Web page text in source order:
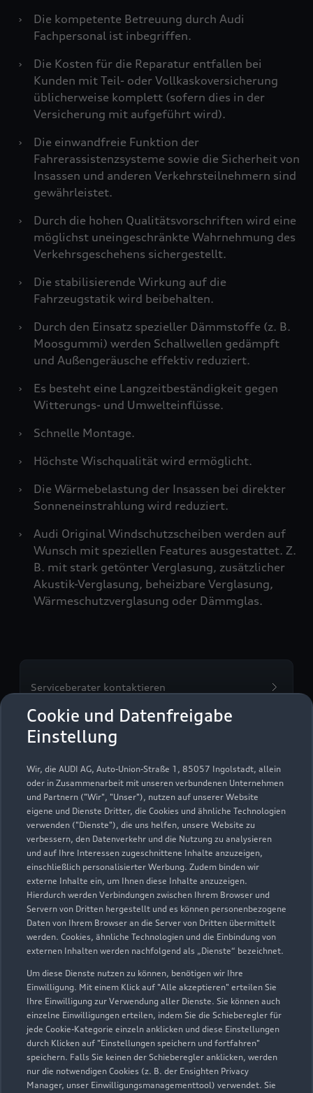
Cookie und Datenfreigabe
Einstellung
Wir, die AUDI AG, Auto-Union-Straße 1, 85057 Ingolstadt, allein
oder in Zusammenarbeit mit unseren verbundenen Unternehmen
und Partnern ("Wir", "Unser"), nutzen auf unserer Website
eigene und Dienste Dritter, die Cookies und ähnliche Technologien
verwenden ("Dienste"), die uns helfen, unsere Website zu
verbessern, den Datenverkehr und die Nutzung zu analysieren
und auf Ihre Interessen zugeschnittene Inhalte anzuzeigen,
einschließlich personalisierter Werbung. Zudem binden wir
externe Inhalte ein, um Ihnen diese Inhalte anzuzeigen.
Hierdurch werden Verbindungen zwischen Ihrem Browser und
Servern von Dritten hergestellt und es können personenbezogene
Daten von Ihrem Browser an die Server von Dritten übermittelt
werden. Cookies, ähnliche Technologien und die Einbindung von
externen Inhalten werden nachfolgend als „Dienste“ bezeichnet.
Um diese Dienste nutzen zu können, benötigen wir Ihre
Einwilligung. Mit einem Klick auf "Alle akzeptieren" erteilen Sie
Ihre Einwilligung zur Verwendung aller Dienste. Sie können auch
einzelne Einwilligungen erteilen, indem Sie die Schieberegler für
jede Cookie-Kategorie einzeln anklicken und diese Einstellungen
durch Klicken auf "Einstellungen speichern und fortfahren"
speichern. Falls Sie keinen der Schieberegler anklicken, werden
nur die notwendigen Cookies (z. B. der Ensighten Privacy
Manager, unser Einwilligungsmanagementtool) verwendet. Sie
›
Die kompetente Betreuung durch Audi
Fachpersonal ist inbegriffen.
›
Die Kosten für die Reparatur entfallen bei
Kunden mit Teil- oder Vollkaskoversicherung
üblicherweise komplett (sofern dies in der
Versicherung mit aufgeführt wird).
›
Die einwandfreie Funktion der
Fahrerassistenzsysteme sowie die Sicherheit von
Insassen und anderen Verkehrsteilnehmern sind
gewährleistet.
›
Durch die hohen Qualitätsvorschriften wird eine
möglichst uneingeschränkte Wahrnehmung des
Verkehrsgeschehens sichergestellt.
›
Die stabilisierende Wirkung auf die
Fahrzeugstatik wird beibehalten.
›
Durch den Einsatz spezieller Dämmstoffe (z. B.
Moosgummi) werden Schallwellen gedämpft
und Außengeräusche effektiv reduziert.
›
Es besteht eine Langzeitbeständigkeit gegen
Witterungs- und Umwelteinflüsse.
›
Schnelle Montage.
›
Höchste Wischqualität wird ermöglicht.
›
Die Wärmebelastung der Insassen bei direkter
Sonneneinstrahlung wird reduziert.
›
Audi Original Windschutzscheiben werden auf
Wunsch mit speziellen Features ausgestattet. Z.
B. mit stark getönter Verglasung, zusätzlicher
Akustik-Verglasung, beheizbare Verglasung,
Wärmeschutzverglasung oder Dämmglas.
Serviceberater kontaktieren
Leo Belting Autohaus
GmbH & Co. KG
Servicepartner e-tron